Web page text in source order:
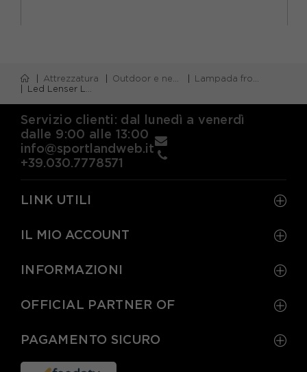
Attrezzatura Outdoor e neve
Lampada frontale
Led Lenser Lampada Frontale Frontale Neo3 Nero
Servizio clienti: dal lunedì a venerdì
dalle 9:00 alle 13:00
info@sportlandweb.it
+39.030.7778571
LINK UTILI
IL MIO ACCOUNT
INFORMAZIONI
OFFICIAL PARTNER OF
PAGAMENTO SICURO